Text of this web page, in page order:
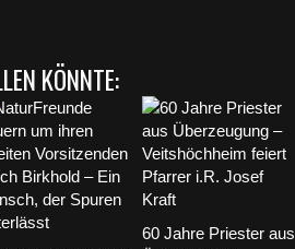
KÖNNTE:
60 Jahre Priester aus